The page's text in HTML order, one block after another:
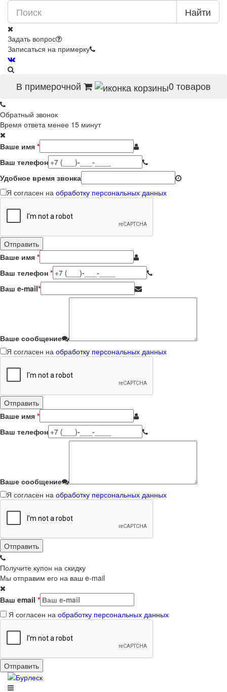
Найти
Задать вопрос
Записаться на примерку
В примерочной 0 товаров
Обратный звонок
Время ответа менее 15 минут
Ваше имя *
Ваш телефон
Удобное время звонка
Я согласен на обработку персональных данных
Ваше имя *
Ваш телефон *
Ваш e-mail*
Ваше сообщение
Я согласен на обработку персональных данных
Ваше имя *
Ваш телефон
Ваше сообщение
Я согласен на обработку персональных данных
Получите купон на скидку
Мы отправим его на ваш e-mail
Ваш email *
Я согласен на обработку персональных данных